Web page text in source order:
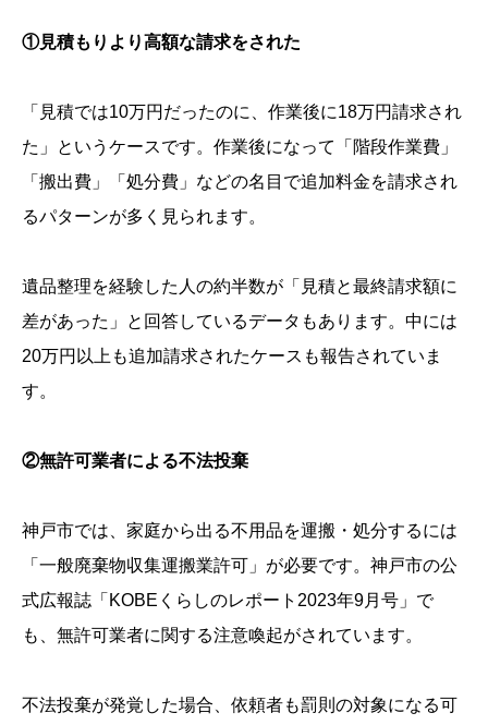
①見積もりより高額な請求をされた
「見積では10万円だったのに、作業後に18万円請求され
た」というケースです。作業後になって「階段作業費」
「搬出費」「処分費」などの名目で追加料金を請求され
るパターンが多く見られます。
遺品整理を経験した人の約半数が「見積と最終請求額に
差があった」と回答しているデータもあります。中には
20万円以上も追加請求されたケースも報告されていま
す。
②無許可業者による不法投棄
神戸市では、家庭から出る不用品を運搬・処分するには
「一般廃棄物収集運搬業許可」が必要です。神戸市の公
式広報誌「KOBEくらしのレポート2023年9月号」で
も、無許可業者に関する注意喚起がされています。
不法投棄が発覚した場合、依頼者も罰則の対象になる可